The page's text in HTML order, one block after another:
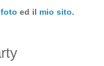
ed il mio sito.